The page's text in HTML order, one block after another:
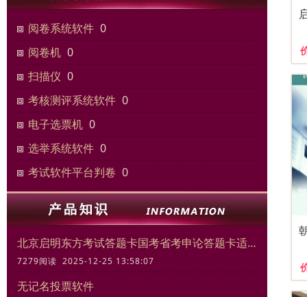
阅卷系统软件 0
阅卷机 0
扫描仪 0
考核测评系统软件 0
电子选票机 0
选举系统软件 0
考试软件平台判卷 0
北京启明东方考试答题卡国考省考申论答题卡适合模拟考试练习
7279阅读 2025-12-25 13:58:07
无记名投票软件